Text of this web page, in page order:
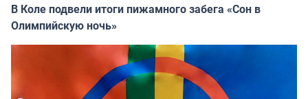
В Коле подвели итоги пижамного забега «Сон в
Олимпийскую ночь»